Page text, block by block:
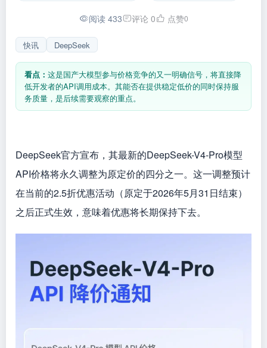
阅读 433 评论 0 点赞0
快讯 DeepSeek
看点： 这是国产大模型参与价格竞争的又一明确信号，将直接降
低开发者的API调用成本。其能否在提供稳定低价的同时保持服
务质量，是后续需要观察的重点。
DeepSeek官方宣布，其最新的DeepSeek-V4-Pro模型
API价格将永久调整为原定价的四分之一。这一调整预计
在当前的2.5折优惠活动（原定于2026年5月31日结束）
之后正式生效，意味着优惠将长期保持下去。